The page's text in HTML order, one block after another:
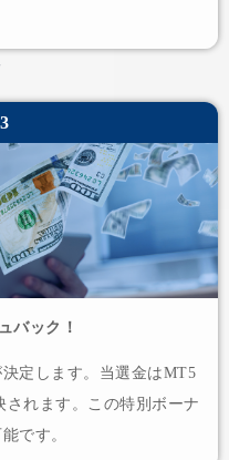
バック！
定します。当選金はMT5
されます。この特別ボーナ
です。